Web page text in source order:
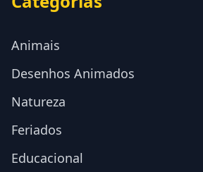
Animais
Desenhos Animados
Natureza
Feriados
Educacional